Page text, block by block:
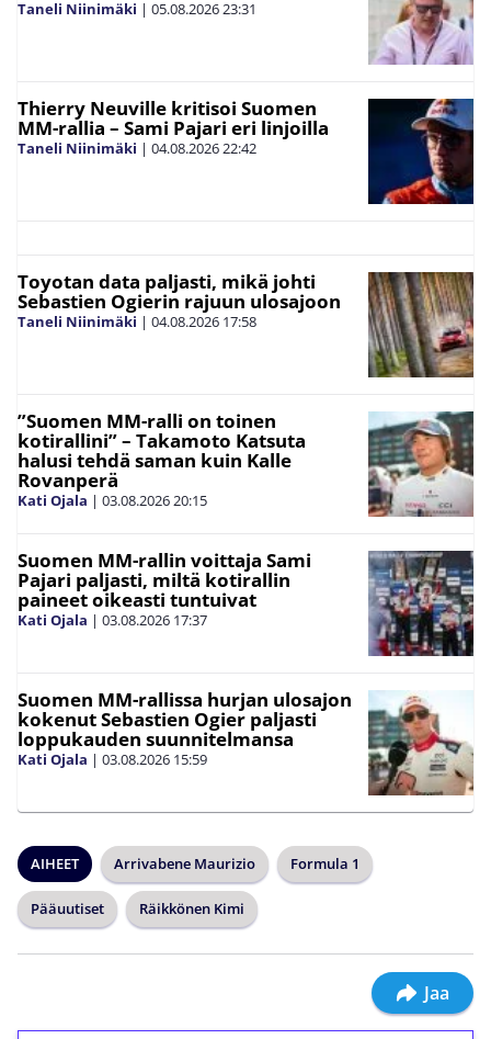
Taneli Niinimäki | 05.08.202623:31
Thierry Neuville kritisoi Suomen
MM-rallia – Sami Pajari eri linjoilla
Taneli Niinimäki | 04.08.202622:42
Toyotan data paljasti, mikä johti
Sebastien Ogierin rajuun ulosajoon
Taneli Niinimäki | 04.08.2026 17:58
”Suomen MM-ralli on toinen
kotirallini” – Takamoto Katsuta
halusi tehdä saman kuin Kalle
Rovanperä
Kati Ojala | 03.08.202620:15
Suomen MM-rallin voittaja Sami
Pajari paljasti, miltä kotirallin
paineet oikeasti tuntuivat
Kati Ojala | 03.08.2026 17:37
Suomen MM-rallissa hurjan ulosajon
kokenut Sebastien Ogier paljasti
loppukauden suunnitelmansa
Kati Ojala | 03.08.2026 15:59
AIHEET Arrivabene Maurizio Formula 1
Pääuutiset Räikkönen Kimi
Jaa